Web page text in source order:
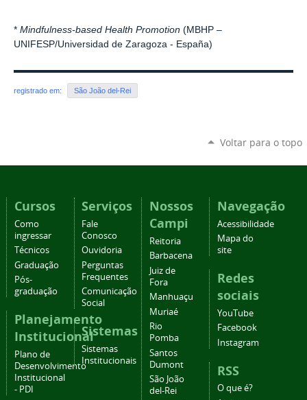
* Mindfulness-based Health Promotion (MBHP –
UNIFESP/Universidad de Zaragoza - España)
registrado em: São João del-Rei
Voltar para o topo
Cursos
Como
ingressar
Técnicos
Graduação
Pós-
graduação
Planejamento
Institucional
Plano de
Desenvolvimento
Institucional
- PDI
Serviços
Fale
Conosco
Ouvidoria
Perguntas
Frequentes
Comunicação
Social
Sistemas
Sistemas
Institucionais
Nossos
Campi
Reitoria
Barbacena
Juiz de
Fora
Manhuaçu
Muriaé
Rio
Pomba
Santos
Dumont
São João
del-Rei
Navegação
Acessibilidade
Mapa do
site
Redes
sociais
YouTube
Facebook
Instagram
RSS
O que é?